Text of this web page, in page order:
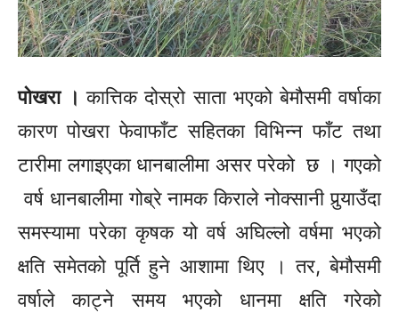
पोखरा ।कात्तिक दोस्रो साता भएको बेमौसमी वर्षाका
कारण पोखराफेवाफाँट सहितका विभिन्न फाँट तथा
टारीमा लगाइएकाधानबालीमा असर परेको छ । गएको
वर्ष धानबालीमागोब्रेनामक किराले नोक्सानीपुर्‍याउँदा
समस्यामा परेका कृषक यो वर्ष अघिल्लो वर्षमा भएको
क्षति समेतको पूर्ति हुने आशामाथिए । तर, बेमौसमी
वर्षाले काट्ने समय भएको धानमा क्षति गरेको